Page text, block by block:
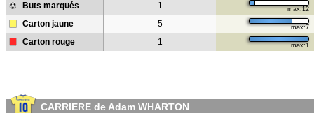
Buts marqués 1 max:12
Carton jaune 5 max:7
Carton rouge 1 max:1
CARRIERE de Adam WHARTON